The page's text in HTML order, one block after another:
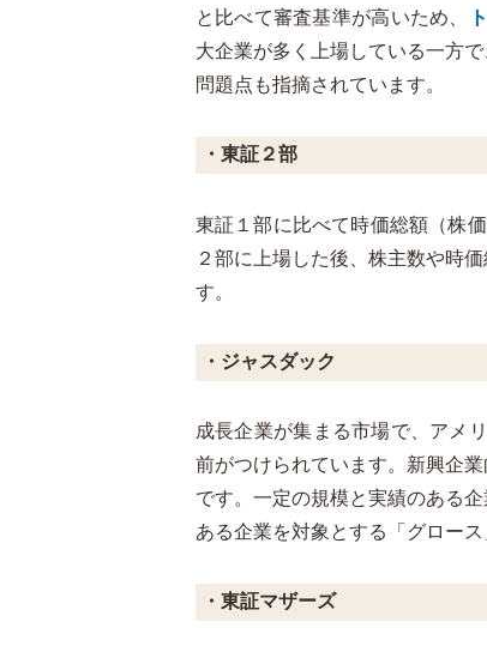
と比べて審査基準が高いため、
大企業が多く上場している一方
問題点も指摘されています。
・東証２部
東証１部に比べて時価総額（株
２部に上場した後、株主数や時
す。
・ジャスダック
成長企業が集まる市場で、アメ
前がつけられています。新興企
です。一定の規模と実績のある
ある企業を対象とする「グロー
・東証マザーズ